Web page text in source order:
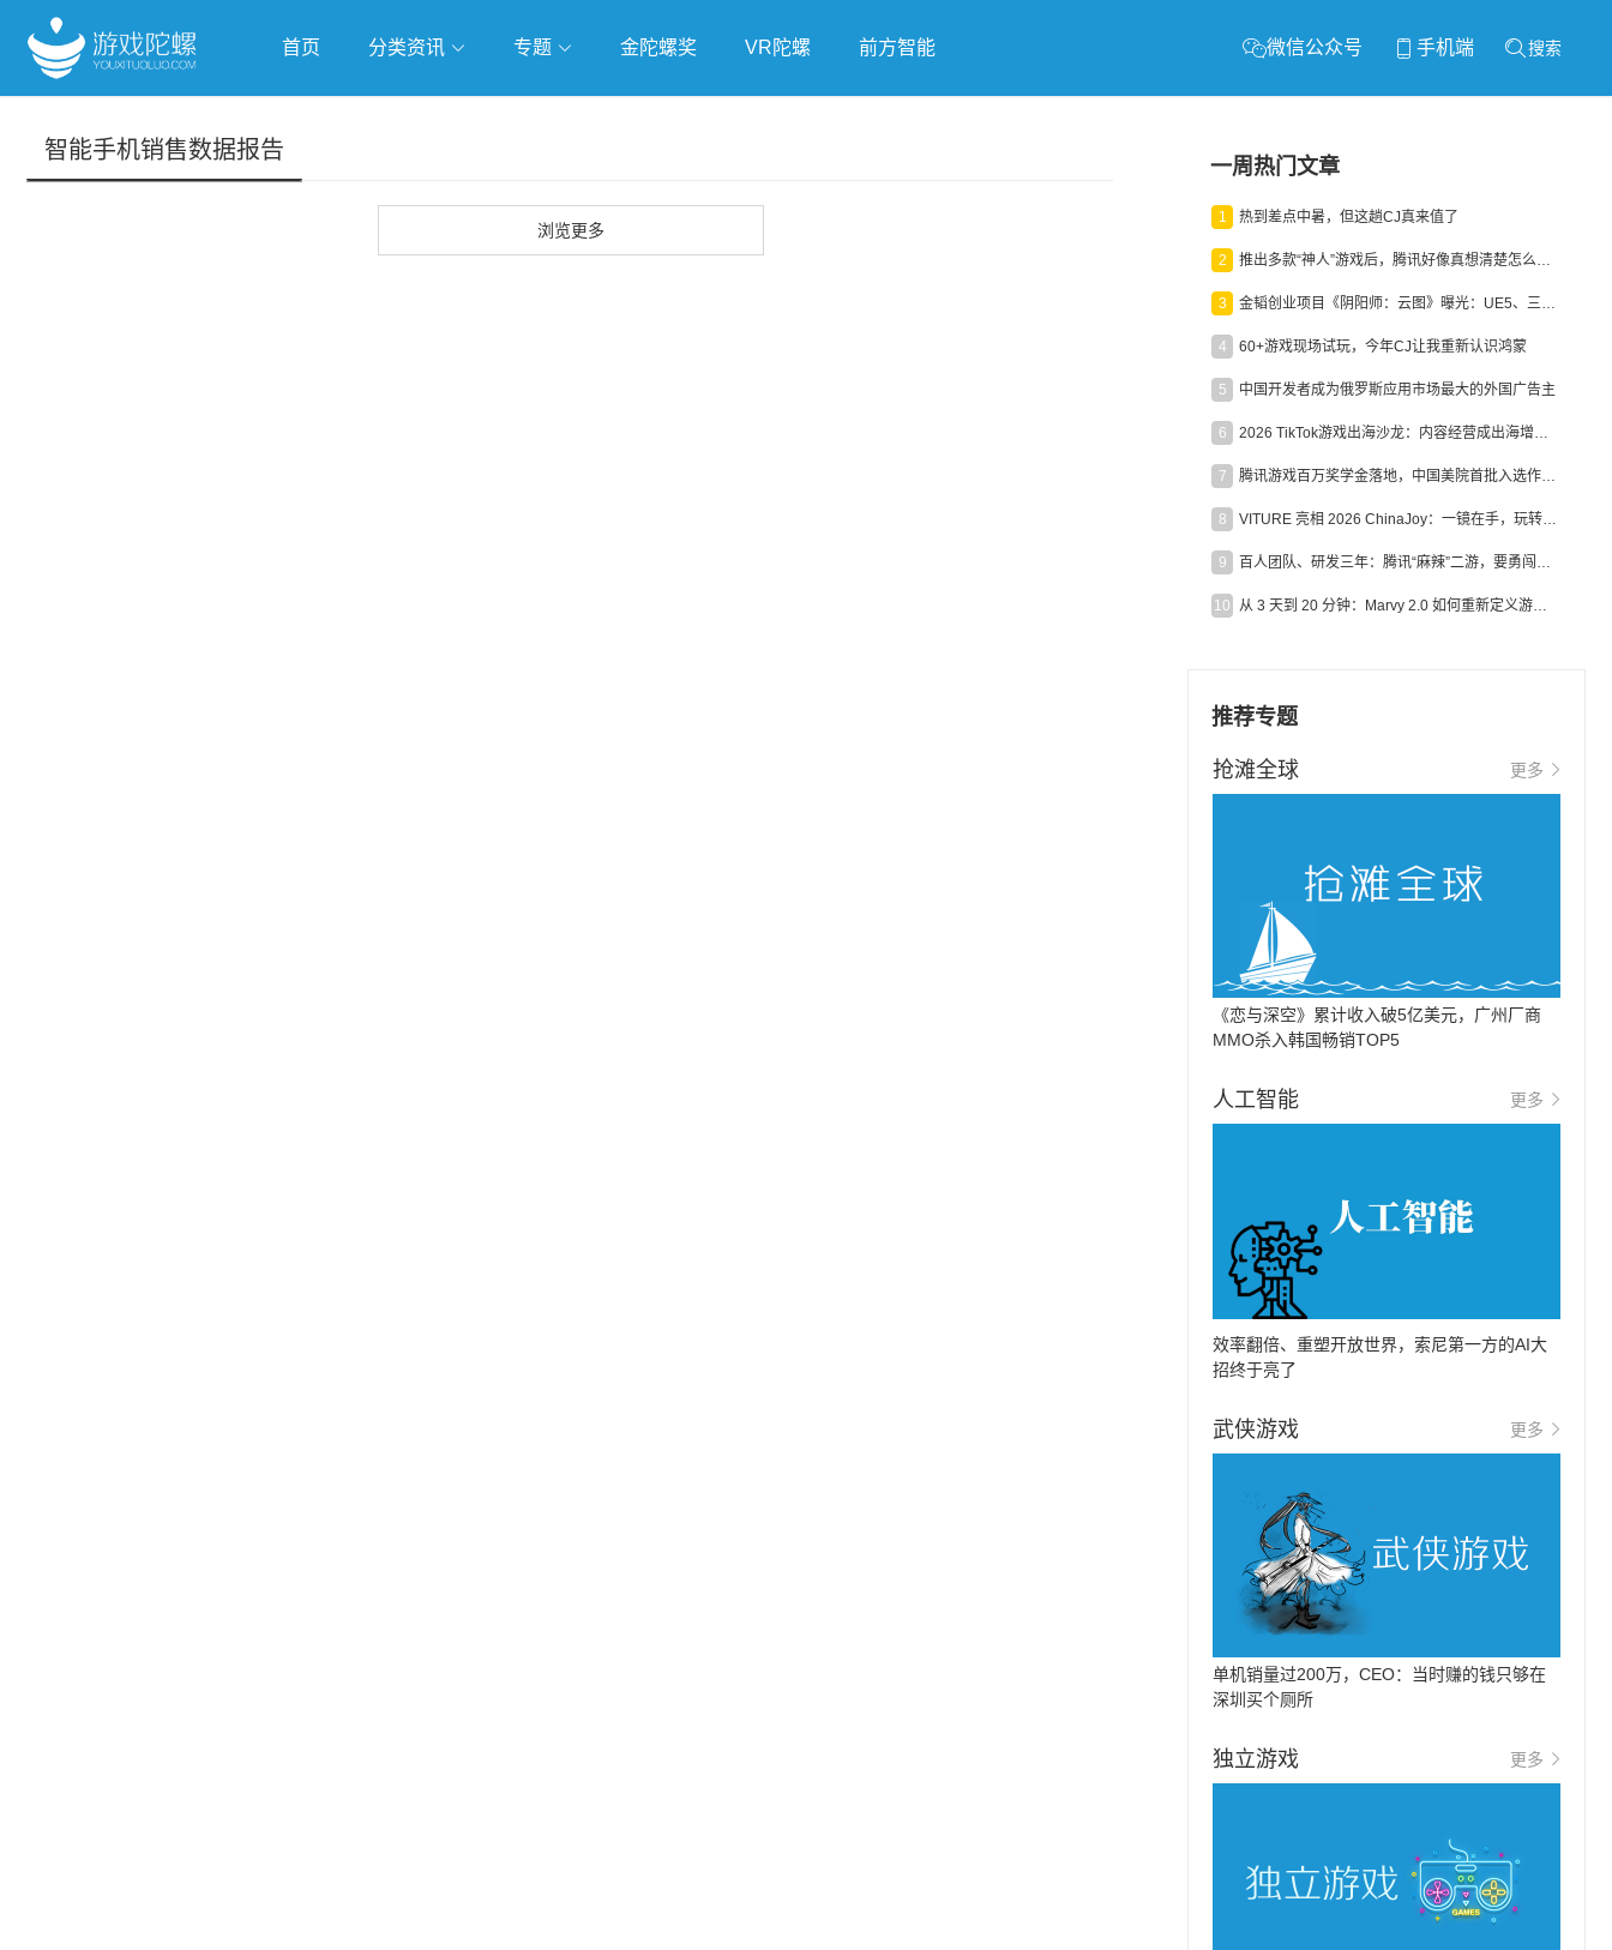
首页 分类资讯 专题
跨界Talk
金陀螺奖 VR陀螺 前方智能 微信公众号 手机端 搜索
智能手机销售数据报告
浏览更多
一周热门文章
1 热到差点中暑，但这趟CJ真来值了
2 推出多款“神人”游戏后，腾讯好像真想清楚怎么做二次元了
3 金韬创业项目《阴阳师：云图》曝光：UE5、三端互通、ARPG
4 60+游戏现场试玩，今年CJ让我重新认识鸿蒙
5 中国开发者成为俄罗斯应用市场最大的外国广告主
6 2026 TikTok游戏出海沙龙：内容经营成出海增长新引擎
7 腾讯游戏百万奖学金落地，中国美院首批入选作品获业内关注
8 VITURE 亮相 2026 ChinaJoy：一镜在手，玩转全场！
9 百人团队、研发三年：腾讯“麻辣”二游，要勇闯男性恋爱市场
10 从 3 天到 20 分钟：Marvy 2.0 如何重新定义游戏出海营销效率？
推荐专题
抢滩全球 更多
《恋与深空》累计收入破5亿美元，广州厂商
MMO杀入韩国畅销TOP5
人工智能 更多
效率翻倍、重塑开放世界，索尼第一方的AI大
招终于亮了
武侠游戏 更多
单机销量过200万，CEO：当时赚的钱只够在
深圳买个厕所
独立游戏 更多